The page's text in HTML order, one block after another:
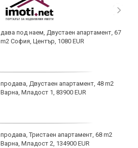
дава под наем, Двустаен апартамент, 67
m2 София, Център, 1080 EUR
продава, Двустаен апартамент, 48 m2
Варна, Младост 1, 83900 EUR
продава, Тристаен апартамент, 68 m2
Варна, Младост 2, 134900 EUR